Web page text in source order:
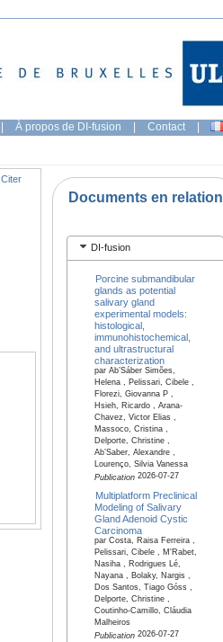
| À propos de DI-fusion | Contact |
Citer
Documents en relation
DI-fusion
Porcine submandibular
glands as potential
salivary gland
experimental models:
histological,
immunohistochemical,
and ultrastructural
characterization
par Ab’Sáber Simões,
Helena , Pelissari, Cibele ,
Florezi, Giovanna P ,
Hsieh, Ricardo , Arana-
Chavez, Victor Elias ,
Massoco, Cristina ,
Delporte, Christine ,
Ab’Saber, Alexandre ,
Lourenço, Silvia Vanessa
Publication2026-07-27
Multiplatform Preclinical
Modeling of Salivary
Gland Adenoid Cystic
Carcinoma
par Costa, Raisa Ferreira ,
Pelissari, Cibele , M'Rabet,
Nasiha , Rodrigues Lé,
Nayana , Bolaky, Nargis ,
Dos Santos, Tiago Góss ,
Delporte, Christine ,
Coutinho-Camillo, Cláudia
Malheiros
Publication2026-07-27